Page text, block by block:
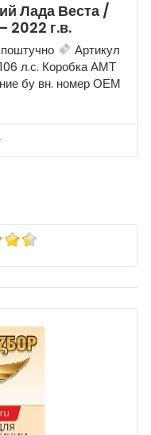
Лада Веста /
2022 г.в.
Артикул
л.с. Коробка АМТ
бу вн. номер ОЕМ